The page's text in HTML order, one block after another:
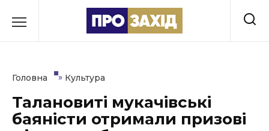
до
Культура
Головна » Культура
Талановиті мукачівські
баяністи отримали призові